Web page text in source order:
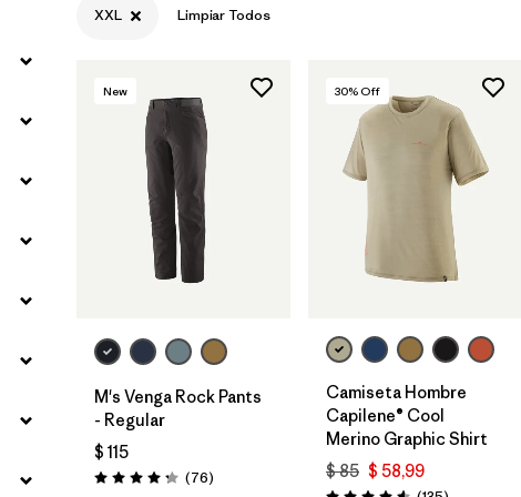
Filtrar por
Sport
Filtrar por
Gender
XXL Limpiar Todos
New
M's Venga Rock Pants
- Regular
$ 115
Valoración: 4.3 / 5
(76Comentarios
)
30% Off
Camiseta Hombre
Capilene® Cool
Merino Graphic Shirt
$ 85 $ 58,99